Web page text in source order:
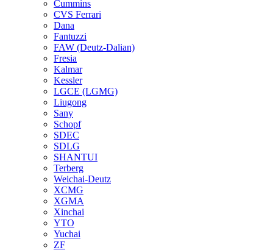
Cummins
CVS Ferrari
Dana
Fantuzzi
FAW (Deutz-Dalian)
Fresia
Kalmar
Kessler
LGCE (LGMG)
Liugong
Sany
Schopf
SDEC
SDLG
SHANTUI
Terberg
Weichai-Deutz
XCMG
XGMA
Xinchai
YTO
Yuchai
ZF